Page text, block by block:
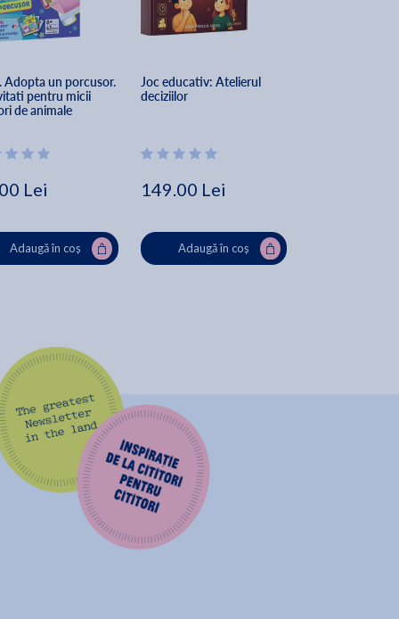
Adopta un porcusor.
pentru micii
de animale
Lei
Adaugă în coș
Joc educativ: Atelierul
deciziilor
149.00 Lei
Adaugă în coș